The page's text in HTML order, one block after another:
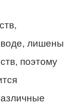
лишены
поэтому